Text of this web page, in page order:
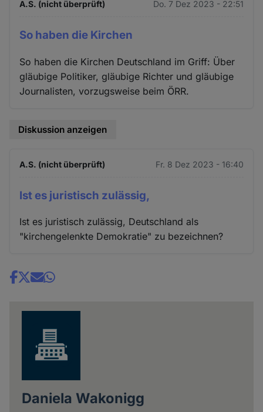
A.S. (nicht überprüft) Do. 7 Dez 2023 - 22:51
So haben die Kirchen
So haben die Kirchen Deutschland im Griff: Über
gläubige Politiker, gläubige Richter und gläubige
Journalisten, vorzugsweise beim ÖRR.
Diskussion anzeigen
A.S. (nicht überprüft) Fr. 8 Dez 2023 - 16:40
Ist es juristisch zulässig,
Ist es juristisch zulässig, Deutschland als
"kirchengelenkte Demokratie" zu bezeichnen?
Share
Daniela Wakonigg